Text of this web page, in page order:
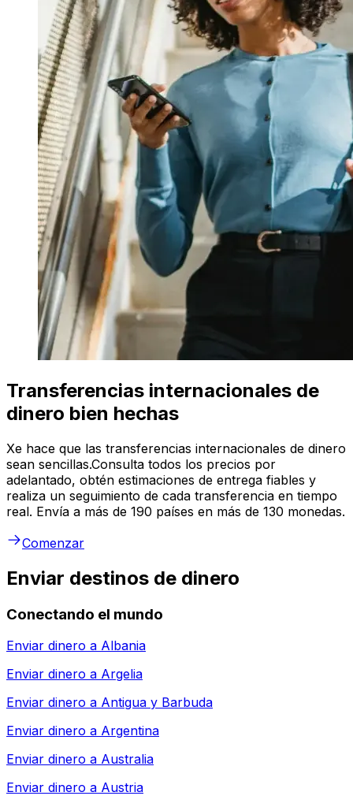
Transferencias internacionales de
dinero bien hechas
Xe hace que las transferencias internacionales de dinero
sean sencillas.Consulta todos los precios por
adelantado, obtén estimaciones de entrega fiables y
realiza un seguimiento de cada transferencia en tiempo
real. Envía a más de 190 países en más de 130 monedas.
Comenzar
Enviar destinos de dinero
Conectando el mundo
Enviar dinero a Albania
Enviar dinero a Argelia
Enviar dinero a Antigua y Barbuda
Enviar dinero a Argentina
Enviar dinero a Australia
Enviar dinero a Austria